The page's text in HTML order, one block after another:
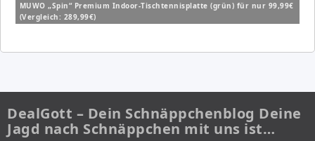
MUWO „Spin“ Premium Indoor-Tischtennisplatte (grün) für nur 99,99€
(Vergleich: 289,99€)
DealGott – Dein Schnäppchenblog Deine
Jagd nach Schnäppchen mit uns ist…